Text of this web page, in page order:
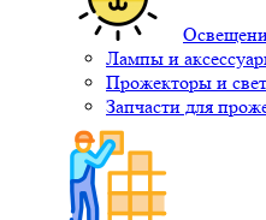
Лампы и
Прожекторы и
Запчасти для